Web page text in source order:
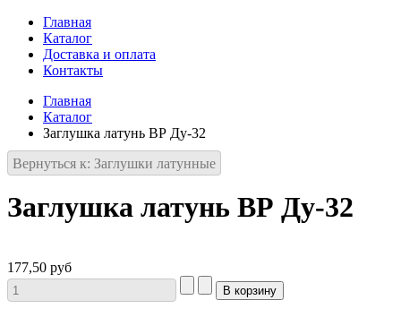
Главная
Каталог
Доставка и оплата
Контакты
Главная
Каталог
Заглушка латунь ВР Ду-32
Вернуться к: Заглушки латунные
Заглушка латунь ВР Ду-32
177,50 руб